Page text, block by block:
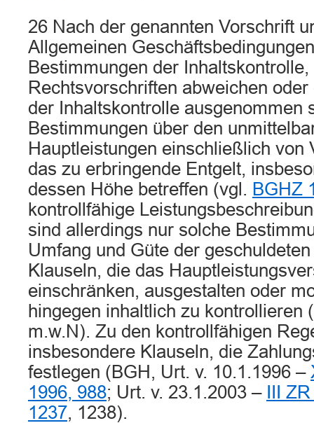
26 Nach der genannten Vorschrift
Allgemeinen
Bestimmungen der
Rechtsvorschriften abweichen
der Inhaltskontrolle ausgenommen
Bestimmungen über den
Hauptleistungen einschließlich von
das zu erbringende Entgelt,
dessen Höhe betreffen (vgl. BGHZ
kontrollfähige
sind allerdings nur solche
Umfang und Güte der
Klauseln, die das
einschränken, ausgestalten oder
hingegen inhaltlich zu kontrollieren (
m.w.N). Zu den kontrollfähigen
insbesondere Klauseln, die
festlegen (BGH, Urt. v. 10.1.1996 –
1996, 988; Urt. v. 23.1.2003 –
III
1237, 1238).